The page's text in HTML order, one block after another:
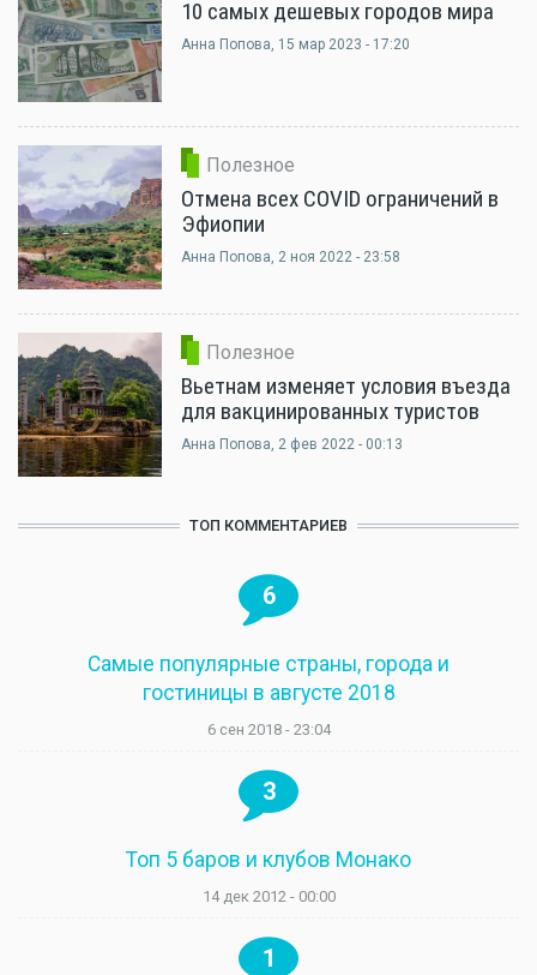
10 самых дешевых городов мира
Анна Попова, 15 мар 2023 - 17:20
Полезное
Отмена всех COVID ограничений в
Эфиопии
Анна Попова, 2 ноя 2022 - 23:58
Полезное
Вьетнам изменяет условия въезда
для вакцинированных туристов
Анна Попова, 2 фев 2022 - 00:13
ТОП КОММЕНТАРИЕВ
6
Самые популярные страны, города и
гостиницы в августе 2018
6 сен 2018 - 23:04
3
Топ 5 баров и клубов Монако
14 дек 2012 - 00:00
1